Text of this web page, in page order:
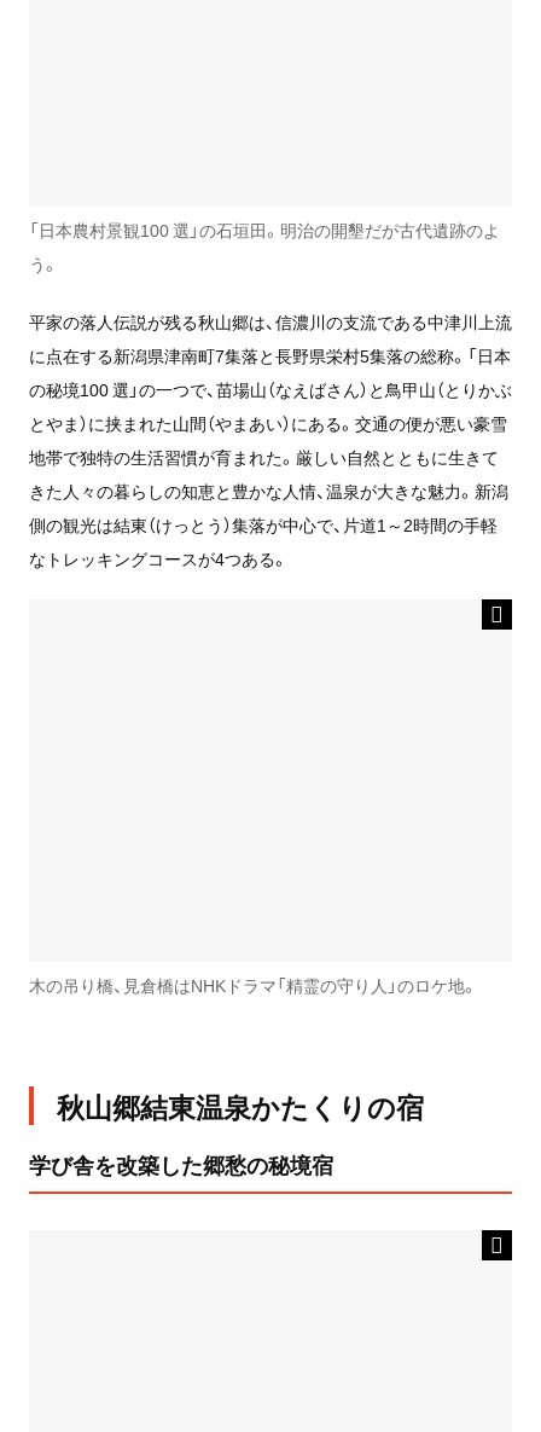
「日本農村景観100 選」の石垣田。明治の開墾だが古代遺跡のよ
う。
平家の落人伝説が残る秋山郷は、信濃川の支流である中津川上流
に点在する新潟県津南町7集落と長野県栄村5集落の総称。「日本
の秘境100 選」の一つで、苗場山（なえばさん）と鳥甲山（とりかぶ
とやま）に挟まれた山間（やまあい）にある。交通の便が悪い豪雪
地帯で独特の生活習慣が育まれた。厳しい自然とともに生きて
きた人々の暮らしの知恵と豊かな人情、温泉が大きな魅力。新潟
側の観光は結東（けっとう）集落が中心で、片道1～2時間の手軽
なトレッキングコースが4つある。
木の吊り橋、見倉橋はNHKドラマ「精霊の守り人」のロケ地。
秋山郷結東温泉かたくりの宿
学び舎を改築した郷愁の秘境宿